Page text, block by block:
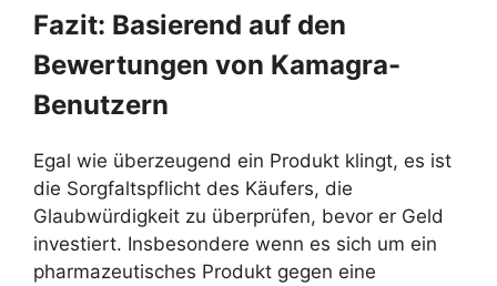
Fazit: Basierend auf den
Bewertungen von Kamagra-
Benutzern
Egal wie überzeugend ein Produkt klingt, es ist
die Sorgfaltspflicht des Käufers, die
Glaubwürdigkeit zu überprüfen, bevor er Geld
investiert. Insbesondere wenn es sich um ein
pharmazeutisches Produkt gegen eine